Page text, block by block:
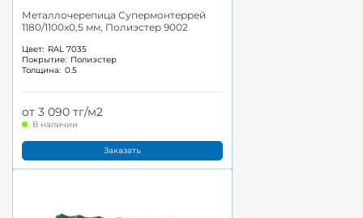
Металлочерепица Супермонтеррей
1180/1100x0,5 мм, Полиэстер 9002
Цвет: RAL 7035
Покрытие: Полиэстер
Толщина: 0.5
от 3 090 тг/м2
В наличии
Заказать